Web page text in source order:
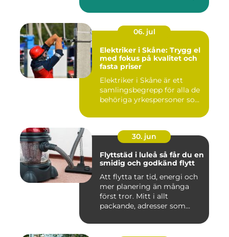
06. jul
Elektriker i Skåne: Trygg el
med fokus på kvalitet och
fasta priser
Elektriker i Skåne är ett
samlingsbegrepp för alla de
behöriga yrkespersoner so...
30. jun
Flyttstäd i luleå så får du en
smidig och godkänd flytt
Att flytta tar tid, energi och
mer planering än många
först tror. Mitt i allt
packande, adresser som...